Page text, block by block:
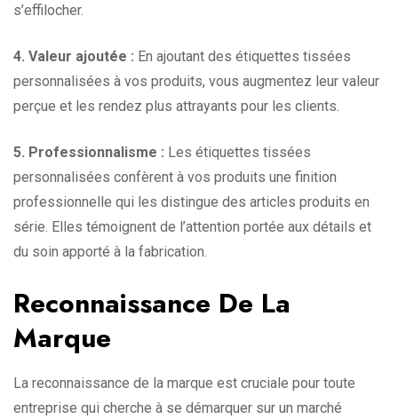
s’effilocher.
4. Valeur ajoutée : En ajoutant des étiquettes tissées
personnalisées à vos produits, vous augmentez leur valeur
perçue et les rendez plus attrayants pour les clients.
5. Professionnalisme : Les étiquettes tissées
personnalisées confèrent à vos produits une finition
professionnelle qui les distingue des articles produits en
série. Elles témoignent de l’attention portée aux détails et
du soin apporté à la fabrication.
Reconnaissance De La
Marque
La reconnaissance de la marque est cruciale pour toute
entreprise qui cherche à se démarquer sur un marché